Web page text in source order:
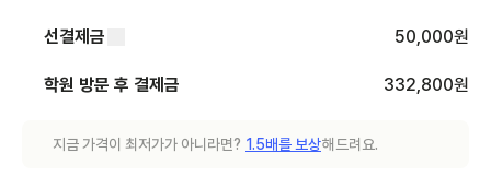
선결제금 50,000원
학원 방문 후 결제금 332,800원
지금 가격이 최저가가 아니라면? 1.5배를 보상해드려요.